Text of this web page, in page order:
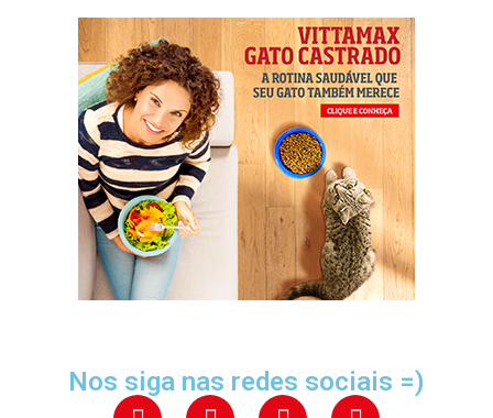
Nos siga nas redes sociais =)